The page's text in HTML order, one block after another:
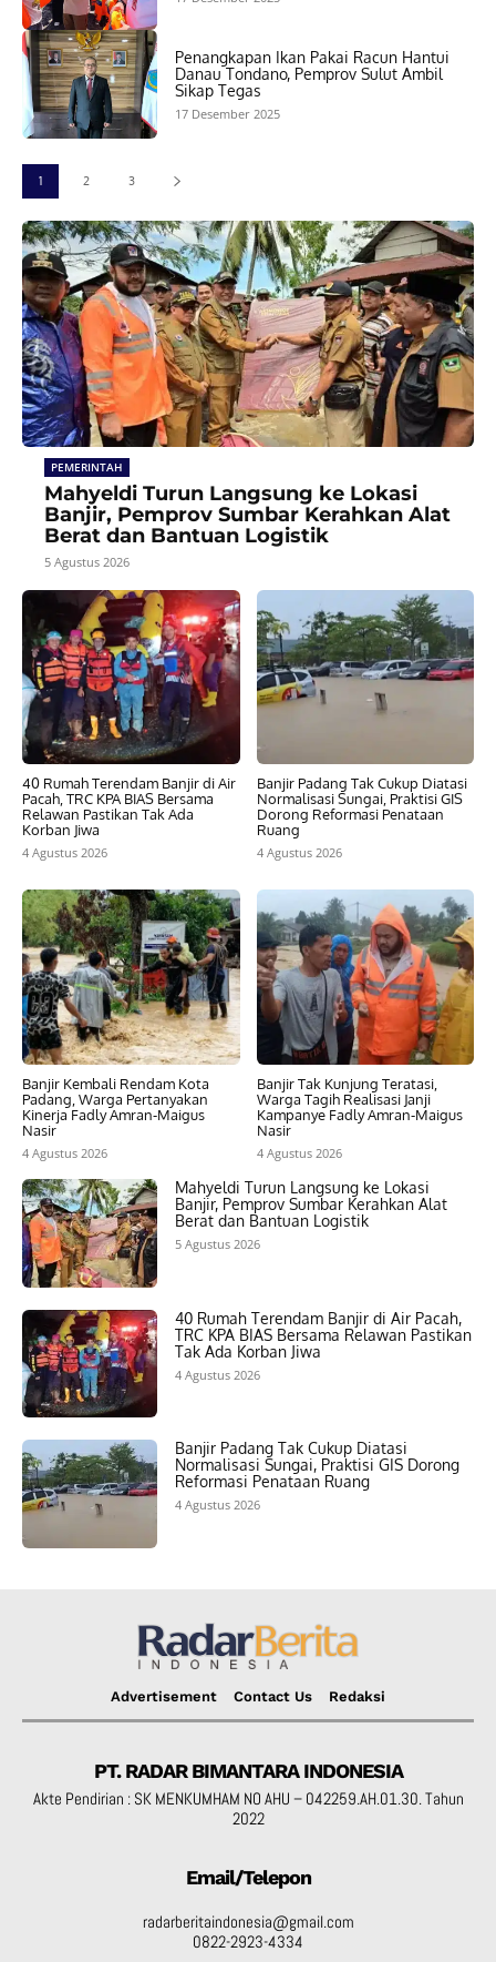
Penangkapan Ikan Pakai Racun Hantui
Danau Tondano, Pemprov Sulut Ambil
Sikap Tegas
17 Desember 2025
1 2 3
PEMERINTAH
Mahyeldi Turun Langsung ke Lokasi
Banjir, Pemprov Sumbar Kerahkan Alat
Berat dan Bantuan Logistik
5 Agustus 2026
40 Rumah Terendam Banjir di Air
Pacah, TRC KPA BIAS Bersama
Relawan Pastikan Tak Ada
Korban Jiwa
4 Agustus 2026
Banjir Padang Tak Cukup Diatasi
Normalisasi Sungai, Praktisi GIS
Dorong Reformasi Penataan
Ruang
4 Agustus 2026
Banjir Kembali Rendam Kota
Padang, Warga Pertanyakan
Kinerja Fadly Amran-Maigus
Nasir
4 Agustus 2026
Banjir Tak Kunjung Teratasi,
Warga Tagih Realisasi Janji
Kampanye Fadly Amran-Maigus
Nasir
4 Agustus 2026
Mahyeldi Turun Langsung ke Lokasi
Banjir, Pemprov Sumbar Kerahkan Alat
Berat dan Bantuan Logistik
5 Agustus 2026
40 Rumah Terendam Banjir di Air Pacah,
TRC KPA BIAS Bersama Relawan Pastikan
Tak Ada Korban Jiwa
4 Agustus 2026
Banjir Padang Tak Cukup Diatasi
Normalisasi Sungai, Praktisi GIS Dorong
Reformasi Penataan Ruang
4 Agustus 2026
Advertisement Contact Us Redaksi
PT. RADAR BIMANTARA INDONESIA
Akte Pendirian : SK MENKUMHAM NO AHU – 042259.AH.01.30. Tahun
2022
Email/Telepon
radarberitaindonesia@gmail.com
0822-2923-4334